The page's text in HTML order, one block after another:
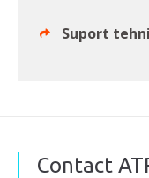
Suport
Contact